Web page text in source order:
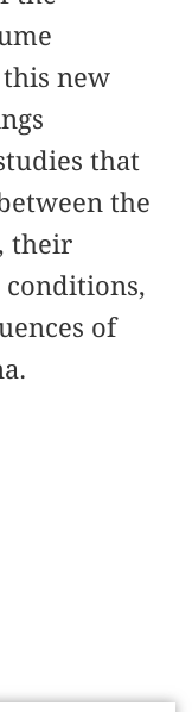
new
that
the
their
of